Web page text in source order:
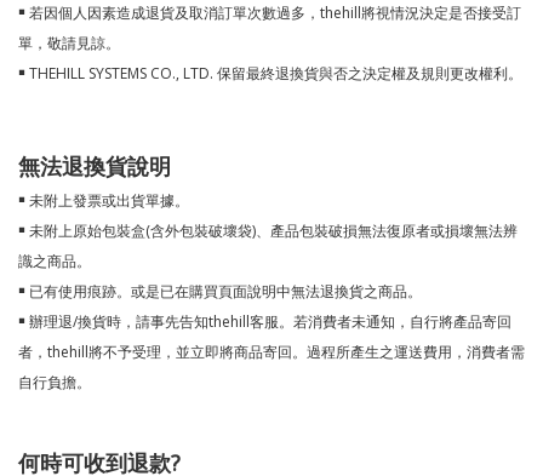
￭ 若因個人因素造成退貨及取消訂單次數過多，thehill將視情況決定是否接受訂
單，敬請見諒。
￭ THEHILL SYSTEMS CO., LTD. 保留最終退換貨與否之決定權及規則更改權利。
無法退換貨說明
￭ 未附上發票或出貨單據。
￭ 未附上原始包裝盒(含外包裝破壞袋)、產品包裝破損無法復原者或損壞無法辨
識之商品。
￭ 已有使用痕跡。或是已在購買頁面說明中無法退換貨之商品。
￭ 辦理退/換貨時，請事先告知thehill客服。若消費者未通知，自行將產品寄回
者，thehill將不予受理，並立即將商品寄回。過程所產生之運送費用，消費者需
自行負擔。
何時可收到退款?